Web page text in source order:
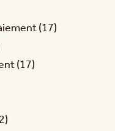
(17)
(17)